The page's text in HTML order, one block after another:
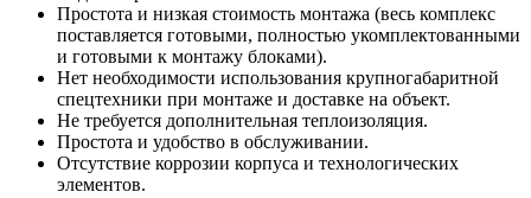
Простота и низкая стоимость монтажа (весь комплекс
поставляется готовыми, полностью укомплектованными
и готовыми к монтажу блоками).
Нет необходимости использования крупногабаритной
спецтехники при монтаже и доставке на объект.
Не требуется дополнительная теплоизоляция.
Простота и удобство в обслуживании.
Отсутствие коррозии корпуса и технологических
элементов.